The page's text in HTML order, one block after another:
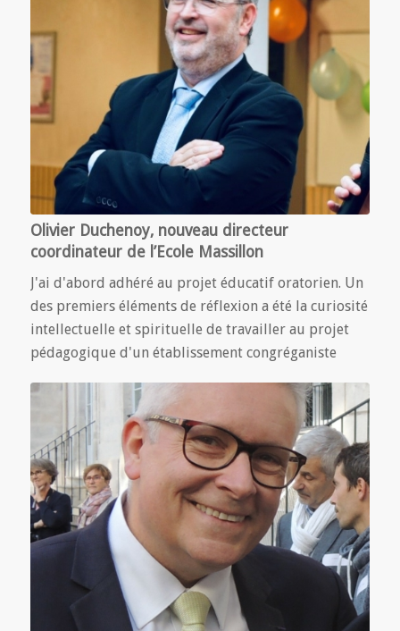
Olivier Duchenoy, nouveau directeur
coordinateur de l’Ecole Massillon
J'ai d'abord adhéré au projet éducatif oratorien. Un
des premiers éléments de réflexion a été la curiosité
intellectuelle et spirituelle de travailler au projet
pédagogique d'un établissement congréganiste